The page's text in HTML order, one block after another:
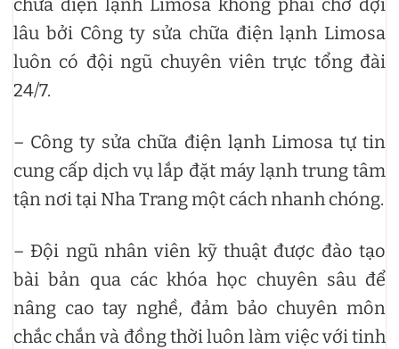
chữa điện lạnh Limosa không phải chờ đợi
lâu bởi Công ty sửa chữa điện lạnh Limosa
luôn có đội ngũ chuyên viên trực tổng đài
24/7.
– Công ty sửa chữa điện lạnh Limosa tự tin
cung cấp dịch vụ lắp đặt máy lạnh trung tâm
tận nơi tại Nha Trang một cách nhanh chóng.
– Đội ngũ nhân viên kỹ thuật được đào tạo
bài bản qua các khóa học chuyên sâu để
nâng cao tay nghề, đảm bảo chuyên môn
chắc chắn và đồng thời luôn làm việc với tinh